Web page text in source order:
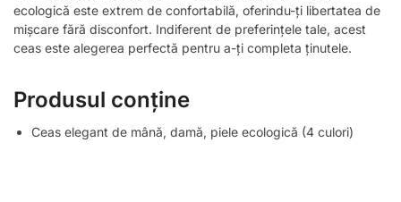
ecologică este extrem de confortabilă, oferindu-ți libertatea de
mișcare fără disconfort. Indiferent de preferințele tale, acest
ceas este alegerea perfectă pentru a-ți completa ținutele.
Produsul conține
Ceas elegant de mână, damă, piele ecologică (4 culori)